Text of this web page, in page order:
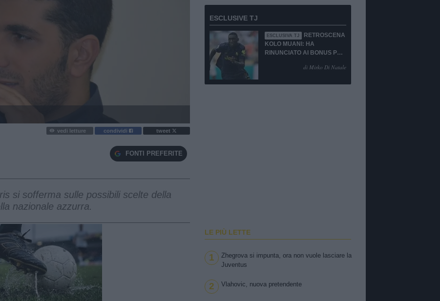
vedi letture condividi tweet
FONTI PREFERITE
si sofferma sulle possibili scelte della
nazionale azzurra.
ESCLUSIVE TJ
ESCLUSIVA TJ
RETROSCENA
KOLO MUANI: HA
RINUNCIATO AI BONUS PUR
di Mirko Di Natale
LE PIÙ LETTE
1
Zhegrova si impunta, ora non vuole lasciare la
Juventus
2 Vlahovic, nuova pretendente